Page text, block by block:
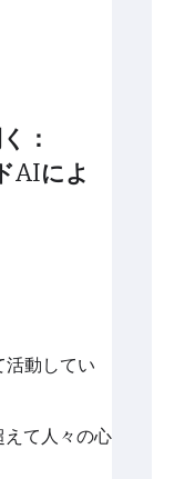
：
AIによ
動してい
て人々の心